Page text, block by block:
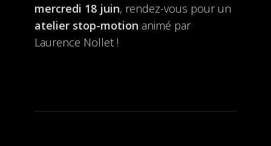
mercredi 18 juin, rendez-vous pour un
atelier stop-motion animé par
Laurence Nollet !